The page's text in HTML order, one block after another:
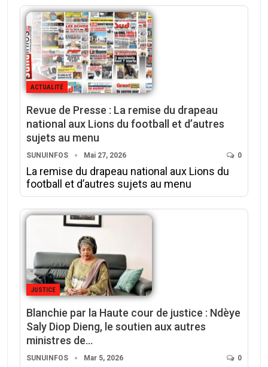
ACTUALITÉ
Revue de Presse : La remise du drapeau
national aux Lions du football et d’autres
sujets au menu
SUNUINFOS Mai 27, 2026 0
La remise du drapeau national aux Lions du
football et d’autres sujets au menu
JUSTICE
Blanchie par la Haute cour de justice : Ndèye
Saly Diop Dieng, le soutien aux autres
ministres de…
SUNUINFOS Mar 5, 2026 0